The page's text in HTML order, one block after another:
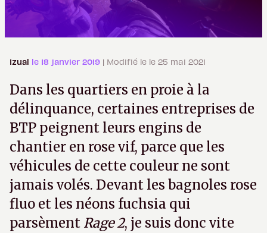
Izual le 18 janvier 2019 | Modifié le le 25 mai 2021
Dans les quartiers en proie à la
délinquance, certaines entreprises de
BTP peignent leurs engins de
chantier en rose vif, parce que les
véhicules de cette couleur ne sont
jamais volés. Devant les bagnoles rose
fluo et les néons fuchsia qui
parsèment Rage 2, je suis donc vite